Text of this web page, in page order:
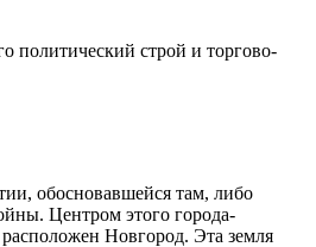
политический строй и торгово-
обосновавшейся там, либо
Центром этого города-
Новгород. Эта земля